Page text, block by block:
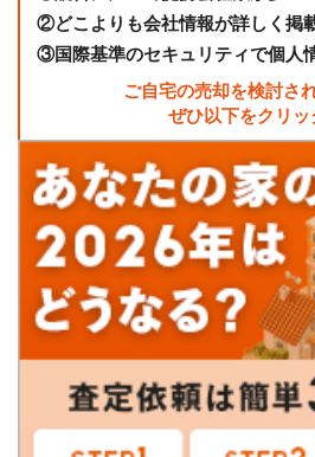
②どこよりも会社情報が詳しく掲
③国際基準のセキュリティで個人
ご自宅の売却を検討さ
ぜひ以下をクリ